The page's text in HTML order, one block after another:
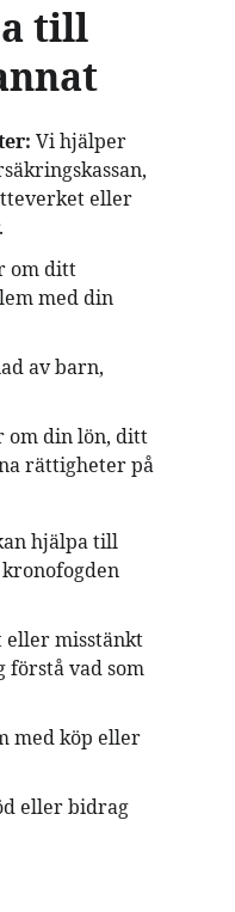
till
Vi hjälper
eller
om ditt
med din
av barn,
om din lön, ditt
rättigheter på
hjälpa till
eller misstänkt
vad som
med köp eller
eller bidrag